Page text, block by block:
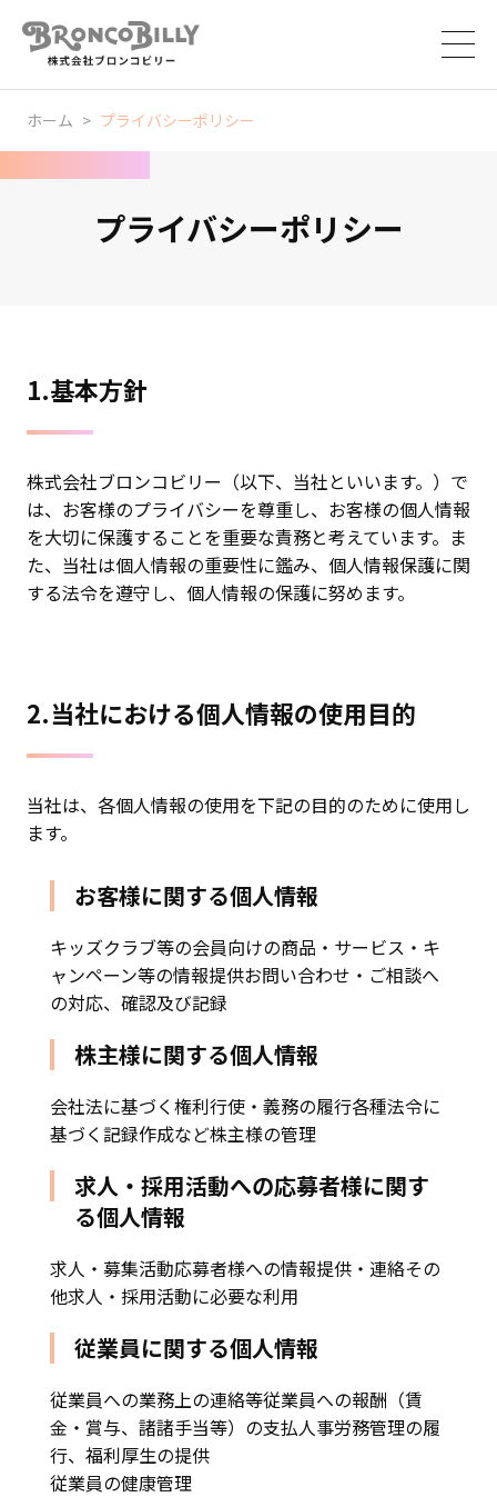
ホーム プライバシーポリシー
プライバシーポリシー
1.基本方針
株式会社ブロンコビリー（以下、当社といいます。）で
は、お客様のプライバシーを尊重し、お客様の個人情報
を大切に保護することを重要な責務と考えています。ま
た、当社は個人情報の重要性に鑑み、個人情報保護に関
する法令を遵守し、個人情報の保護に努めます。
2.当社における個人情報の使用目的
当社は、各個人情報の使用を下記の目的のために使用し
ます。
お客様に関する個人情報
キッズクラブ等の会員向けの商品・サービス・キ
ャンペーン等の情報提供お問い合わせ・ご相談へ
の対応、確認及び記録
株主様に関する個人情報
会社法に基づく権利行使・義務の履行各種法令に
基づく記録作成など株主様の管理
求人・採用活動への応募者様に関す
る個人情報
求人・募集活動応募者様への情報提供・連絡その
他求人・採用活動に必要な利用
従業員に関する個人情報
従業員への業務上の連絡等従業員への報酬（賃
金・賞与、諸諸手当等）の支払人事労務管理の履
行、福利厚生の提供
従業員の健康管理